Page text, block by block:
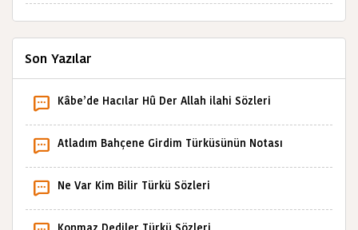
Son Yazılar
Kâbe’de Hacılar Hû Der Allah ilahi Sözleri
Atladım Bahçene Girdim Türküsünün Notası
Ne Var Kim Bilir Türkü Sözleri